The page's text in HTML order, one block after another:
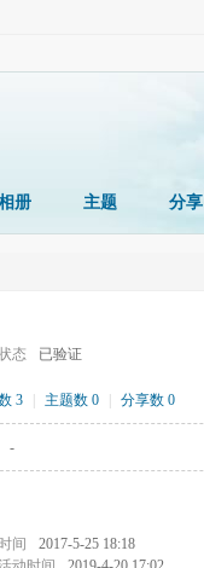
册 主题 分享
态 已验证
3 主题数 0 分享数 0
-
间
2017-5-25 18:18